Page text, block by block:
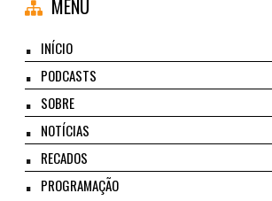
MENU
INÍCIO
PODCASTS
SOBRE
NOTÍCIAS
RECADOS
PROGRAMAÇÃO